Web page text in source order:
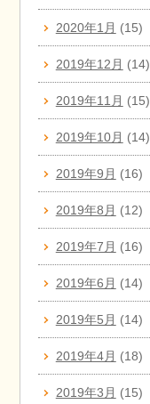
2020年1月 (15)
2019年12月 (14)
2019年11月 (15)
2019年10月 (14)
2019年9月 (16)
2019年8月 (12)
2019年7月 (16)
2019年6月 (14)
2019年5月 (14)
2019年4月 (18)
2019年3月 (15)